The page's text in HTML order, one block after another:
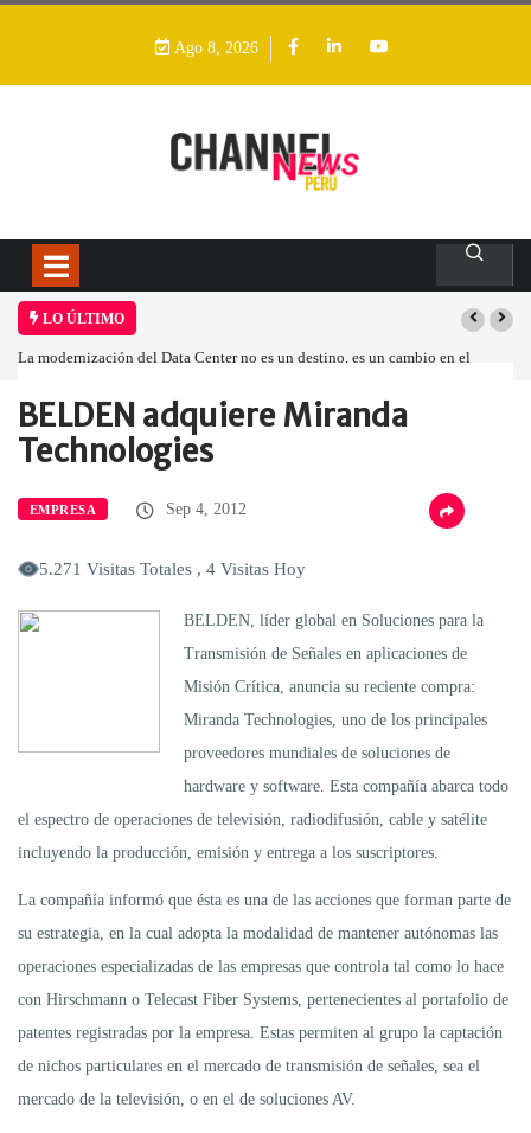
Ago 8, 2026
LO ÚLTIMO
La modernización del Data Center no es un destino, es un cambio en el
Home
Empresa BELDEN adquiere Miranda…
BELDEN adquiere Miranda
Technologies
EMPRESA Sep 4, 2012
5.271 Visitas Totales , 4 Visitas Hoy
BELDEN, líder global en Soluciones para la
Transmisión de Señales en aplicaciones de
Misión Crítica, anuncia su reciente compra:
Miranda Technologies, uno de los principales
proveedores mundiales de soluciones de
hardware y software. Esta compañía abarca todo
el espectro de operaciones de televisión, radiodifusión, cable y satélite
incluyendo la producción, emisión y entrega a los suscriptores.
La compañía informó que ésta es una de las acciones que forman parte de
su estrategia, en la cual adopta la modalidad de mantener autónomas las
operaciones especializadas de las empresas que controla tal como lo hace
con Hirschmann o Telecast Fiber Systems, pertenecientes al portafolio de
patentes registradas por la empresa. Estas permiten al grupo la captación
de nichos particulares en el mercado de transmisión de señales, sea el
mercado de la televisión, o en el de soluciones AV.